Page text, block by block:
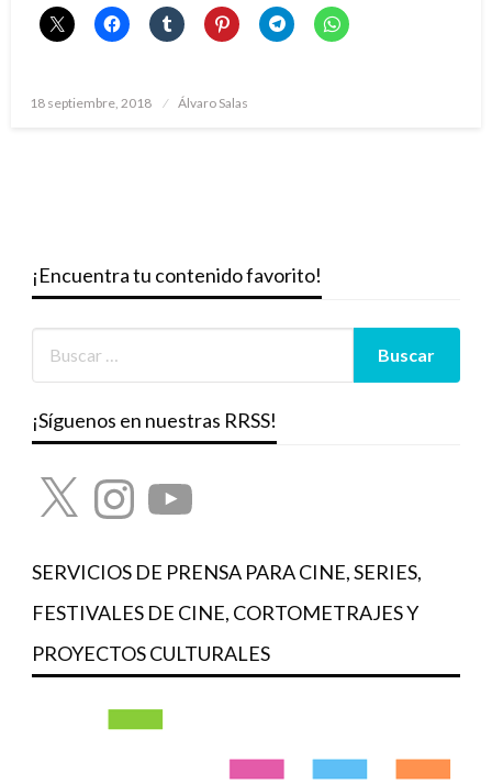
Publicado
18 septiembre, 2018 Álvaro Salas
¡Encuentra tu contenido favorito!
¡Síguenos en nuestras RRSS!
X InstagramYouTube
SERVICIOS DE PRENSA PARA CINE, SERIES,
FESTIVALES DE CINE, CORTOMETRAJES Y
PROYECTOS CULTURALES